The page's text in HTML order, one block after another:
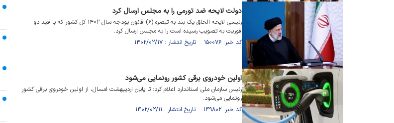
دولت لایحه ضد تورمی را به مجلس ارسال کرد
رئیسی لایحه الحاق یک بند به تبصره (۶) قانون بودجه سال ۱۴۰۲ کل کشور که با قید دو
فوریت به تصویب رسیده است را به مجلس ارسال کرد.
کد خبر: ۱۵۰۰۷۶ تاریخ انتشار : ۱۴۰۲/۰۲/۱۷
‌اولین خودروی برقی کشور رونمایی می‌شود
رئیس سازمان ملی استاندارد اعلام کرد: تا پایان اردیبهشت امسال، از اولین خودروی برقی کشور
رونمایی می‌شود.
کد خبر: ۱۴۹۸۰۲ تاریخ انتشار : ۱۴۰۲/۰۲/۱۱